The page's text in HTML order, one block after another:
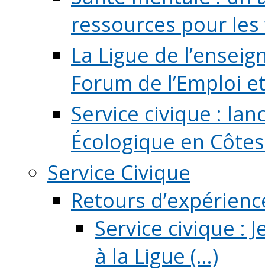
ressources pour
La Ligue de
Forum de l’Emploi
Service civique :
Écologique en
Service Civique
Retours
Service civique :
à la Ligue (...)